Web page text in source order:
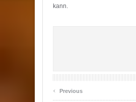
kann.
‹ Previous